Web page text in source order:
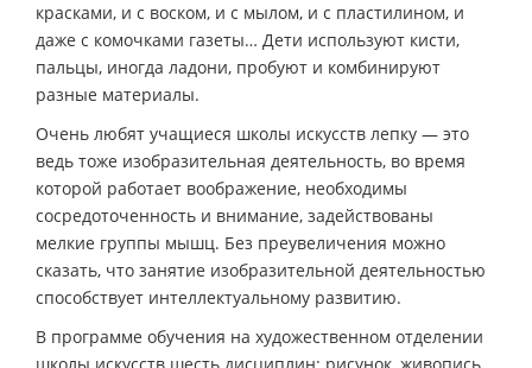
красками, и с воском, и с мылом, и с пластилином, и
даже с комочками газеты… Дети используют кисти,
пальцы, иногда ладони, пробуют и комбинируют
разные материалы.
Очень любят учащиеся школы искусств лепку — это
ведь тоже изобразительная деятельность, во время
которой работает воображение, необходимы
сосредоточенность и внимание, задействованы
мелкие группы мышц. Без преувеличения можно
сказать, что занятие изобразительной деятельностью
способствует интеллектуальному развитию.
В программе обучения на художественном отделении